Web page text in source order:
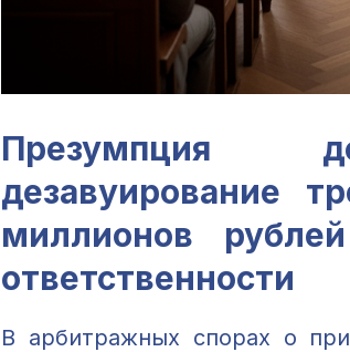
Презумпция
дезавуирование
миллионов
ответственности
В арбитражных спорах о